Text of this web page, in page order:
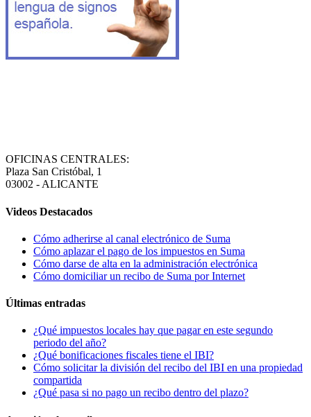
OFICINAS CENTRALES:
Plaza San Cristóbal, 1
03002 - ALICANTE
Videos Destacados
Cómo adherirse al canal electrónico de Suma
Cómo aplazar el pago de los impuestos en Suma
Cómo darse de alta en la administración electrónica
Cómo domiciliar un recibo de Suma por Internet
Últimas entradas
¿Qué impuestos locales hay que pagar en este segundo
periodo del año?
¿Qué bonificaciones fiscales tiene el IBI?
Cómo solicitar la división del recibo del IBI en una propiedad
compartida
¿Qué pasa si no pago un recibo dentro del plazo?